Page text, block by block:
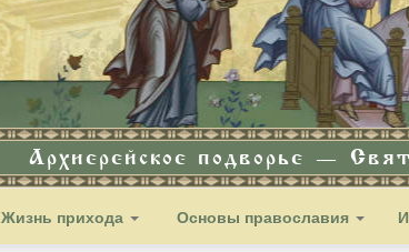
Архиерейское подворье —
Жизнь прихода Основы православия